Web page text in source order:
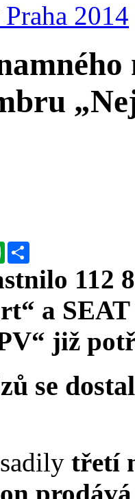
2014
Evernote
112
a
již
se
třetí